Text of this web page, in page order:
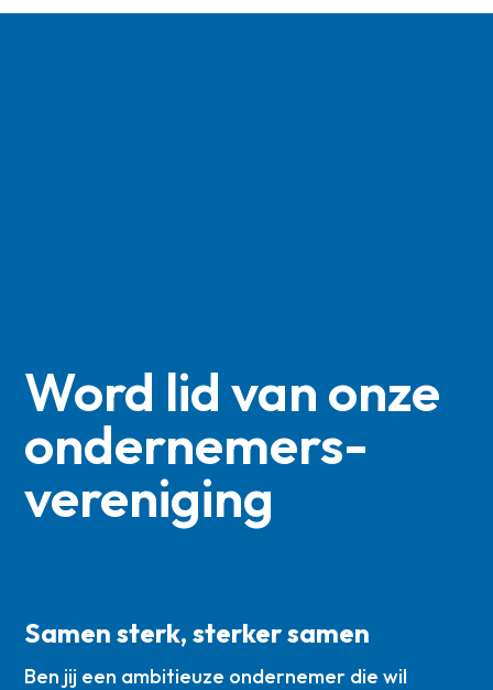
Word lid van onze
ondernemers­
vereniging
Samen sterk, sterker samen
Ben jij een ambitieuze ondernemer die wil